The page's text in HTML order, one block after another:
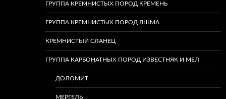
ГРУППА КРЕМНИСТЫХ ПОРОД КРЕМЕНЬ
ГРУППА КРЕМНИСТЫХ ПОРОД ЯШМА
КРЕМНИСТЫЙ СЛАНЕЦ
ГРУППА КАРБОНАТНЫХ ПОРОД ИЗВЕСТНЯК И МЕЛ
ДОЛОМИТ
МЕРГЕЛЬ